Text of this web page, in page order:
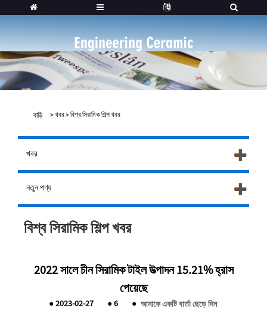
বাড়ি >খবর>বিশ্ব সিরামিক শিল্প খবর
খবর
নতুন পণ্য
বিশ্ব সিরামিক শিল্প খবর
2022 সালে চীন সিরামিক টাইল উত্পাদন 15.21% হ্রাস
পেয়েছে
●2023-02-27 ●6 ● আমাকে একটি বার্তা ছেড়ে দিন